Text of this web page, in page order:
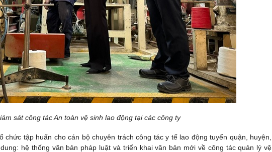
sát công tác An toàn vệ sinh lao động tại các công ty
chức tập huấn cho cán bộ chuyên trách công tác y tế lao động tuyến quận, huyện,
hệ thống văn bản pháp luật và triển khai văn bản mới về công tác quản lý vệ